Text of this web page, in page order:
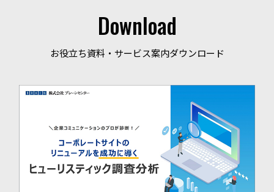
Download
お役立ち資料・サービス案内ダウンロード